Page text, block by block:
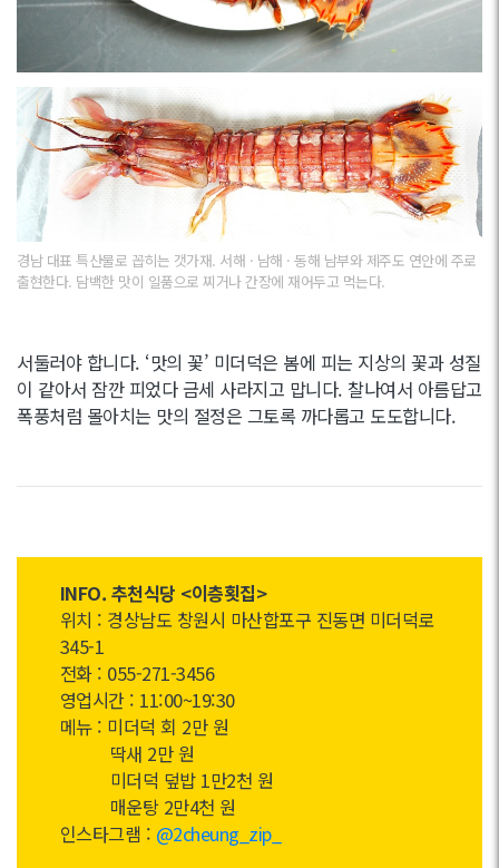
경남 대표 특산물로 꼽히는 갯가재. 서해 · 남해 · 동해 남부와 제주도 연안에 주로
출현한다. 담백한 맛이 일품으로 찌거나 간장에 재어두고 먹는다.
서둘러야 합니다. ‘맛의 꽃’ 미더덕은 봄에 피는 지상의 꽃과 성질
이 같아서 잠깐 피었다 금세 사라지고 맙니다. 찰나여서 아름답고
폭풍처럼 몰아치는 맛의 절정은 그토록 까다롭고 도도합니다.
INFO. 추천식당 <이층횟집>
위치 : 경상남도 창원시 마산합포구 진동면 미더덕로
345-1
전화 : 055-271-3456
영업시간 : 11:00~19:30
메뉴 : 미더덕 회 2만 원
딱새 2만 원
미더덕 덮밥 1만2천 원
매운탕 2만4천 원
인스타그램 : @2cheung_zip_